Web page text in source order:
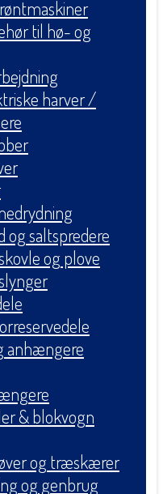
til hø- og
harver /
og saltspredere
og plove
anhængere
& blokvogn
og træskærer
og genbrug